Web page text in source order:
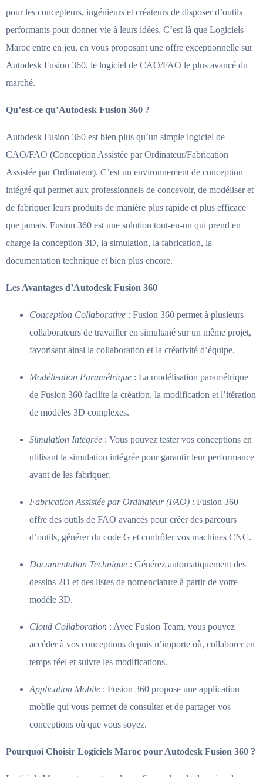
pour les concepteurs, ingénieurs et créateurs de disposer d’outils
performants pour donner vie à leurs idées. C’est là que Logiciels
Maroc entre en jeu, en vous proposant une offre exceptionnelle sur
Autodesk Fusion 360, le logiciel de CAO/FAO le plus avancé du
marché.
Qu’est-ce qu’Autodesk Fusion 360 ?
Autodesk Fusion 360 est bien plus qu’un simple logiciel de
CAO/FAO (Conception Assistée par Ordinateur/Fabrication
Assistée par Ordinateur). C’est un environnement de conception
intégré qui permet aux professionnels de concevoir, de modéliser et
de fabriquer leurs produits de manière plus rapide et plus efficace
que jamais. Fusion 360 est une solution tout-en-un qui prend en
charge la conception 3D, la simulation, la fabrication, la
documentation technique et bien plus encore.
Les Avantages d’Autodesk Fusion 360
Conception Collaborative : Fusion 360 permet à plusieurs
collaborateurs de travailler en simultané sur un même projet,
favorisant ainsi la collaboration et la créativité d’équipe.
Modélisation Paramétrique : La modélisation paramétrique
de Fusion 360 facilite la création, la modification et l’itération
de modèles 3D complexes.
Simulation Intégrée : Vous pouvez tester vos conceptions en
utilisant la simulation intégrée pour garantir leur performance
avant de les fabriquer.
Fabrication Assistée par Ordinateur (FAO) : Fusion 360
offre des outils de FAO avancés pour créer des parcours
d’outils, générer du code G et contrôler vos machines CNC.
Documentation Technique : Générez automatiquement des
dessins 2D et des listes de nomenclature à partir de votre
modèle 3D.
Cloud Collaboration : Avec Fusion Team, vous pouvez
accéder à vos conceptions depuis n’importe où, collaborer en
temps réel et suivre les modifications.
Application Mobile : Fusion 360 propose une application
mobile qui vous permet de consulter et de partager vos
conceptions où que vous soyez.
Pourquoi Choisir Logiciels Maroc pour Autodesk Fusion 360 ?